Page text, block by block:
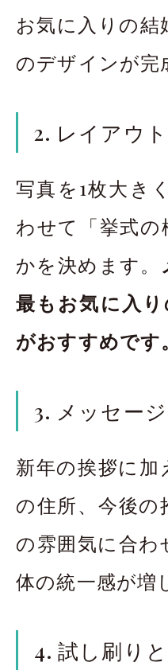
お気に入りの
のデザインが
2. レイアウ
写真を1枚大き
わせて「挙式
かを決めます。
最もお気に入
がおすすめです。
3. メッセー
新年の挨拶に
の住所、今後
の雰囲気に合
体の統一感が増
4. 試し刷り